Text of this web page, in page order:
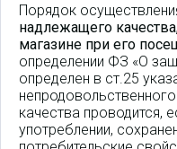
Порядок
надлежащего
магазине при его
определении ФЗ «О
определен в ст.25
качества проводится,
употреблении,